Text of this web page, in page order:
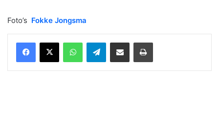
Foto’s Fokke Jongsma
WhatsAppTelegramDelen via Email Print